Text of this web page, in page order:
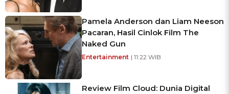
Pamela Anderson dan Liam Neeson
Pacaran, Hasil Cinlok Film The
Naked Gun
Entertainment | 11:22 WIB
Review Film Cloud: Dunia Digital